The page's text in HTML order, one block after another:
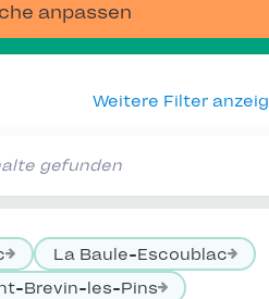
anpassen
Weitere Filter
gefunden
La Baule-Escoublac
Brevin-les-Pins